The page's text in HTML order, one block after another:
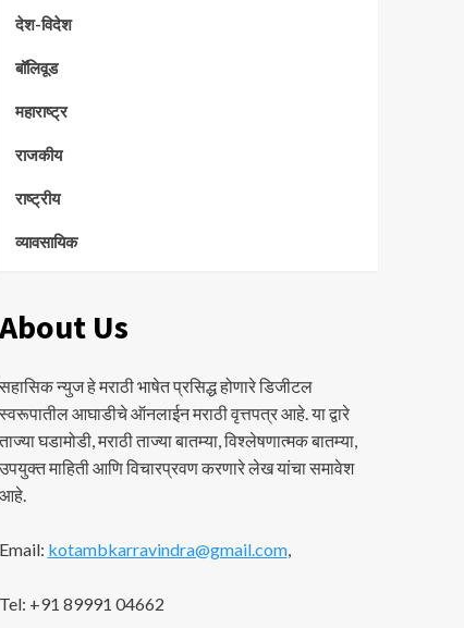
देश-विदेश
बॉलिवूड
महाराष्ट्र
राजकीय
राष्ट्रीय
व्यावसायिक
About Us
न्युज हे मराठी भाषेत प्रसिद्ध होणारे डिजीटल
आघाडीचे ऑनलाईन मराठी वृत्तपत्र आहे. या द्वारे
घडामोडी, मराठी ताज्या बातम्या, विश्लेषणात्मक बातम्या,
माहिती आणि विचारप्रवण करणारे लेख यांचा समावेश
आहे.
Email: kotambkarravindra@gmail.com,
Tel: +91 89991 04662